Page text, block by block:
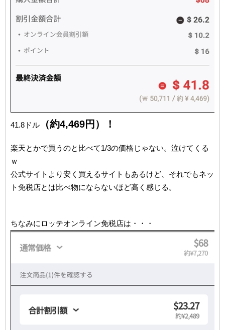
41.8ドル （約4,469円）！
楽天とかで買うのと比べて1/3の価格じゃない。泣けてくる
ｗ
公式サイトより安く買えるサイトもあるけど、それでもネッ
ト免税店とは比べ物にならないほど高く感じる。
ちなみにロッテオンライン免税店は・・・